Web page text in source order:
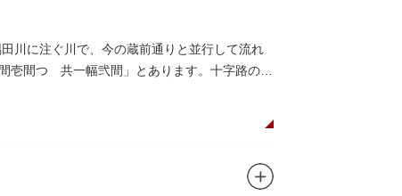
川に注ぐ川で、今の蔵前通りと並行して流れ
壱間つゞ共一幅弐間」とあります。十字路の東